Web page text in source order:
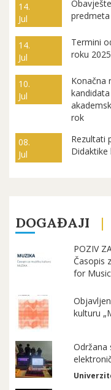
14.
Jul
14.
Jul
Termini
roku
10.
Jul
Konačna
rok
08.
Jul
Rezultati
Didaktike
DOGAĐAJI
POZIV
Časopis
for
kulturu
Održana